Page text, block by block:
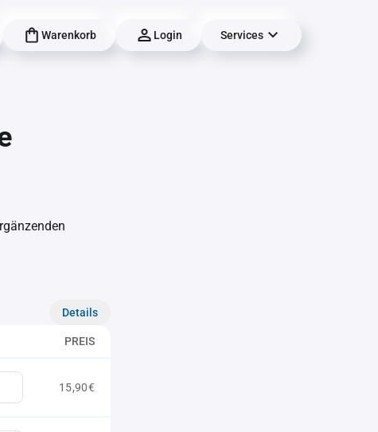
Warenkorb Login Services
Details
PREIS
15,90€